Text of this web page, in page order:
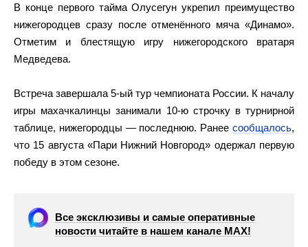
В конце первого тайма Олусегун укрепил преимущество
нижегородцев сразу после отменённого мяча «Динамо».
Отметим и блестящую игру нижегородского вратаря
Медведева.
Встреча завершала 5-ый тур чемпионата России. К началу
игры махачкалинцы занимали 10-ю строчку в турнирной
таблице, нижегородцы — последнюю. Ранее сообщалось,
что 15 августа «Пари Нижний Новгород» одержал первую
победу в этом сезоне.
Все эксклюзивы и самые оперативные
новости читайте в нашем канале МАХ!